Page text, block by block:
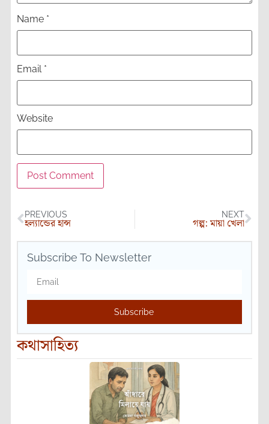
Name *
Email *
Website
PREVIOUS
হল্যান্ডের হান্স
NEXT
গল্প: মায়া খেলা
Subscribe To Newsletter
Subscribe
কথাসাহিত্য